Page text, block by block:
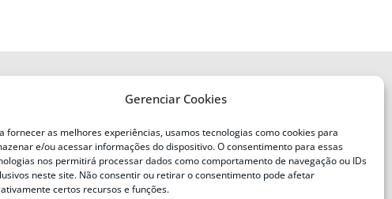
Gerenciar Cookies
fornecer as melhores experiências, usamos tecnologias como cookies para
e/ou acessar informações do dispositivo. O consentimento para essas
nos permitirá processar dados como comportamento de navegação ou IDs
neste site. Não consentir ou retirar o consentimento pode afetar
certos recursos e funções.
a
Defesa Civil do Estado de Santa
Catarina
Av. Ivo Silveira, nº 2320
Bairro:
Capoeiras, Florianópolis, SC